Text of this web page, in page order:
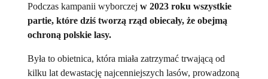
Podczas kampanii wyborczej w 2023 roku wszystkie
partie, które dziś tworzą rząd obiecały, że obejmą
ochroną polskie lasy.
Była to obietnica, która miała zatrzymać trwającą od
kilku lat dewastację najcenniejszych lasów, prowadzoną